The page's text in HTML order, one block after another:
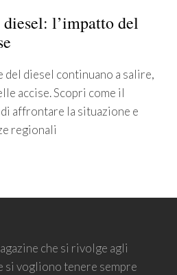
l’impatto del
del diesel continuano a salire,
accise. Scopri come il
affrontare la situazione e
regionali
che si rivolge agli
si vogliono tenere sempre